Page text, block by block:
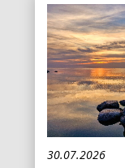
30.07.2026